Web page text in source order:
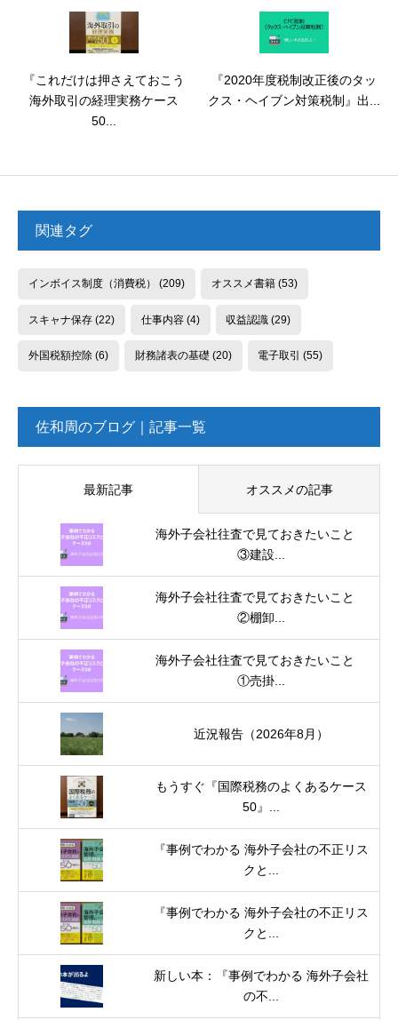
『これだけは押さえておこう
海外取引の経理実務ケース
50...
『2020年度税制改正後のタッ
クス・ヘイブン対策税制』出...
関連タグ
インボイス制度（消費税） (209) オススメ書籍(53)
スキャナ保存(22) 仕事内容(4) 収益認識 (29)
外国税額控除(6) 財務諸表の基礎 (20) 電子取引 (55)
佐和周のブログ｜記事一覧
最新記事 オススメの記事
海外子会社往査で見ておきたいこと
③建設...
海外子会社往査で見ておきたいこと
②棚卸...
海外子会社往査で見ておきたいこと
①売掛...
近況報告（2026年8月）
もうすぐ『国際税務のよくあるケース
50』...
『事例でわかる 海外子会社の不正リス
クと...
『事例でわかる 海外子会社の不正リス
クと...
新しい本：『事例でわかる 海外子会社
の不...